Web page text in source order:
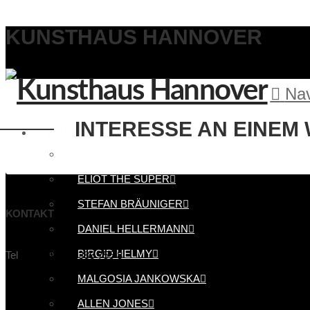
KUNSTHAUS HANNOVER
KÜNSTLER
ELIOT THE SUPER
STEFAN BRÄUNIGER
DANIEL HELLERMANN
BIRGID HELMY
MALGOSIA JANKOWSKA
ALLEN JONES
INTERESSE AN EINEM
KONTAKT
Tel
+49 (0)511 - 388 755 8